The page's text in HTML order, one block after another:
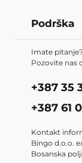
Podrška
Imate pitanje?
Pozovite nas
+387 35
+387 61
Kontakt
Bingo d.o.o.
Bosanska